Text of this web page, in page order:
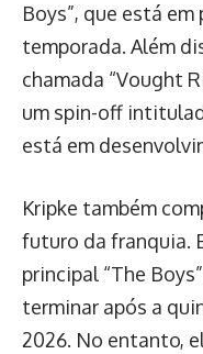
Boys”, que está
temporada. Além
chamada “Vought
um spin-off
está em
Kripke também
futuro da franquia.
principal “The
terminar após a
2026. No entanto,